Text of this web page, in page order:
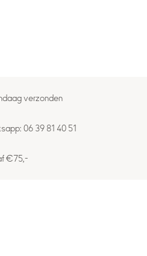
verzonden
06 39 81 40 51
€75,-